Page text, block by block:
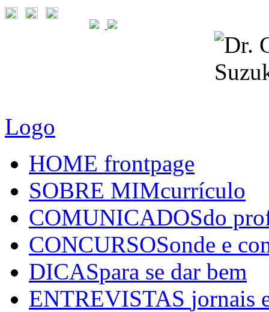
Logo
HOME frontpage
SOBRE MIMcurrículo
COMUNICADOSdo
CONCURSOSonde e
DICASpara se dar bem
ENTREVISTAS jornais